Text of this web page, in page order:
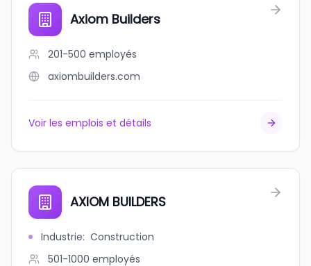
Axiom Builders
201-500 employés
axiombuilders.com
Voir les emplois et détails
AXIOM BUILDERS
Industrie: Construction
501-1000 employés